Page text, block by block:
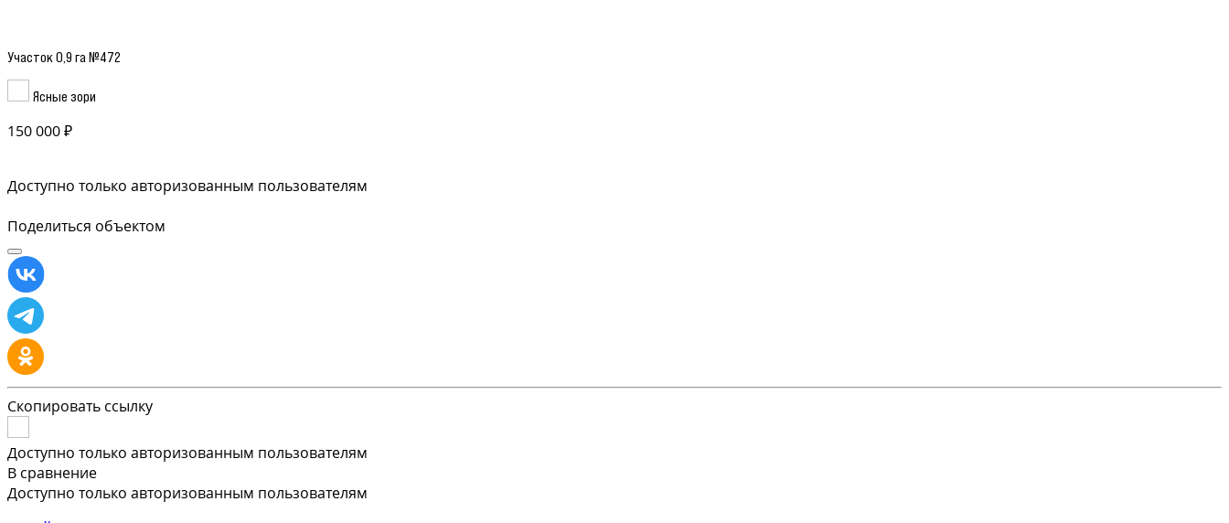
Участок 0,9 га №472
Ясные зори
150 000 ₽
Доступно только авторизованным пользователям
Поделиться объектом
Скопировать ссылку
Доступно только авторизованным пользователям
В сравнение
Доступно только авторизованным пользователям